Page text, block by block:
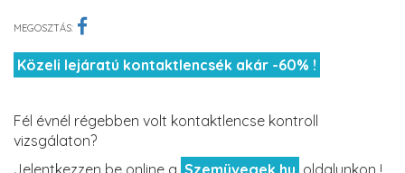
MEGOSZTÁS:
Közeli lejáratú kontaktlencsék akár -60% !
Fél évnél régebben volt kontaktlencse kontroll
vizsgálaton?